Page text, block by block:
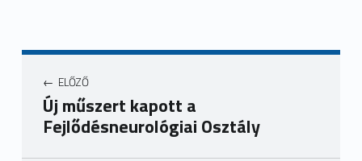
ELŐZŐ
Új műszert kapott a
Fejlődésneurológiai Osztály